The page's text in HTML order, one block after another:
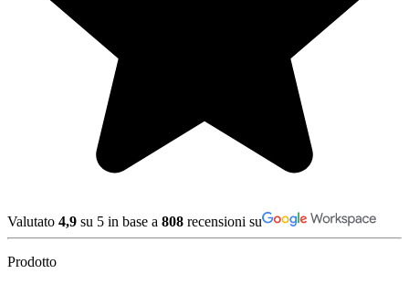
Valutato 4,9 su 5 in base a 808 recensioni su
Prodotto